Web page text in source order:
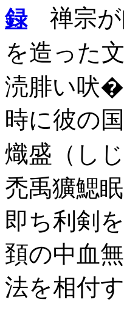
録
禅宗
を造った
涜腓い吠
時に彼の
熾盛（し
禿禹獷鰓
即ち利剣
頚の中血
法を相付